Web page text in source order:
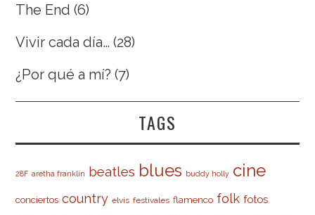
The End (6)
Vivir cada día… (28)
¿Por qué a mí? (7)
TAGS
28F aretha franklin beatles blues buddy holly cine
conciertos country elvis festivales flamenco folk fotos